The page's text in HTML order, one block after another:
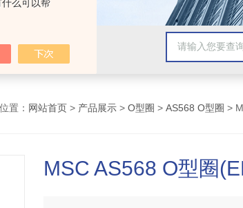
么可以帮
置： 网站首页 > 产品展示 > O型圈 > AS568 O型圈 >
MSC AS568 O型圈